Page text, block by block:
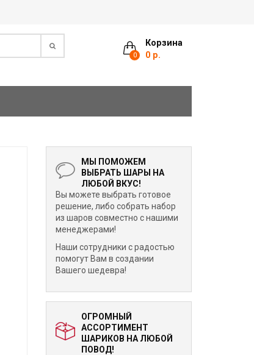
Корзина
0 0 р.
МЫ ПОМОЖЕМ
ВЫБРАТЬ ШАРЫ НА
ЛЮБОЙ ВКУС!
Вы можете выбрать готовое
решение, либо собрать набор
из шаров совместно с нашими
менеджерами!
Наши сотрудники с радостью
помогут Вам в создании
Вашего шедевра!
ОГРОМНЫЙ
АССОРТИМЕНТ
ШАРИКОВ НА ЛЮБОЙ
ПОВОД!